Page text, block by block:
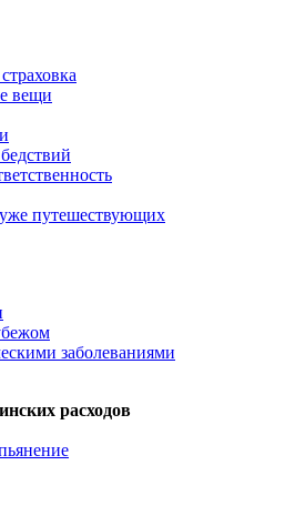
вещи
путешествующих
заболеваниями
расходов